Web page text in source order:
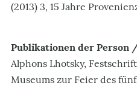
(2013) 3, 15 Jahre
Publikationen der
Alphons Lhotsky,
Museums zur Feier des